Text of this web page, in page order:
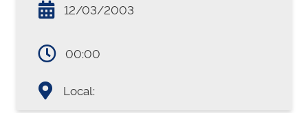
12/03/2003
00:00
Local: